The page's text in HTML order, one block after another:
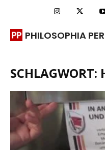
PHILOSOPHIA
SCHLAGWORT: